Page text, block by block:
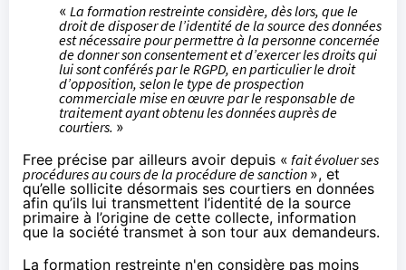
« La formation restreinte considère, dès lors, que le
droit de disposer de l’identité de la source des données
est nécessaire pour permettre à la personne concernée
de donner son consentement et d’exercer les droits qui
lui sont conférés par le RGPD, en particulier le droit
d’opposition, selon le type de prospection
commerciale mise en œuvre par le responsable de
traitement ayant obtenu les données auprès de
courtiers. »
Free précise par ailleurs avoir depuis « fait évoluer ses
procédures au cours de la procédure de sanction », et
qu’elle sollicite désormais ses courtiers en données
afin qu’ils lui transmettent l’identité de la source
primaire à l’origine de cette collecte, information
que la société transmet à son tour aux demandeurs.
La formation restreinte n'en considère pas moins